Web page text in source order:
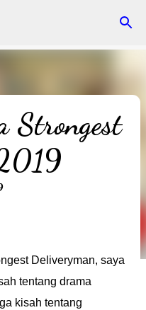
utama
Strongest
Deliveryman, saya
tentang drama
kisah tentang